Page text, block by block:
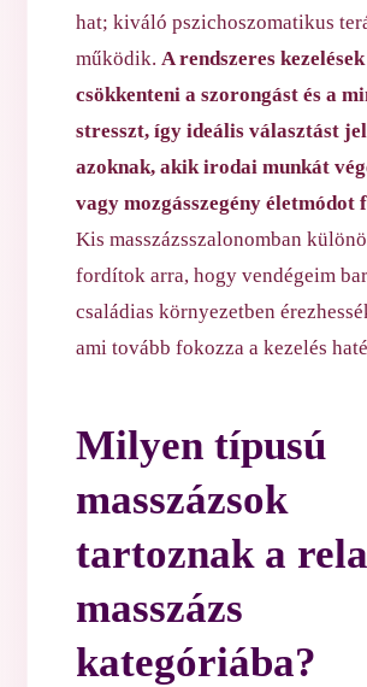
hat; kiváló pszichoszomatikus
működik.A rendszeres
csökkenteni a szorongást és a
stresszt, így ideális választást
azoknak, akik irodai munkát
vagy mozgásszegény életmódot
Kis masszázsszalonomban
fordítok arra, hogy vendégeim
családias környezetben
ami tovább fokozza a kezelés
Milyen típusú
masszázsok
tartoznak a
masszázs
kategóriába?